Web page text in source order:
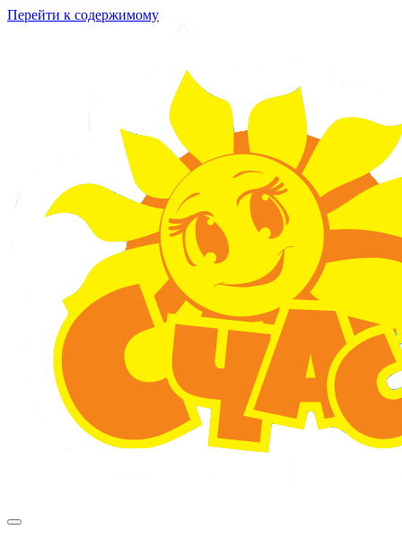
Перейти к содержимому